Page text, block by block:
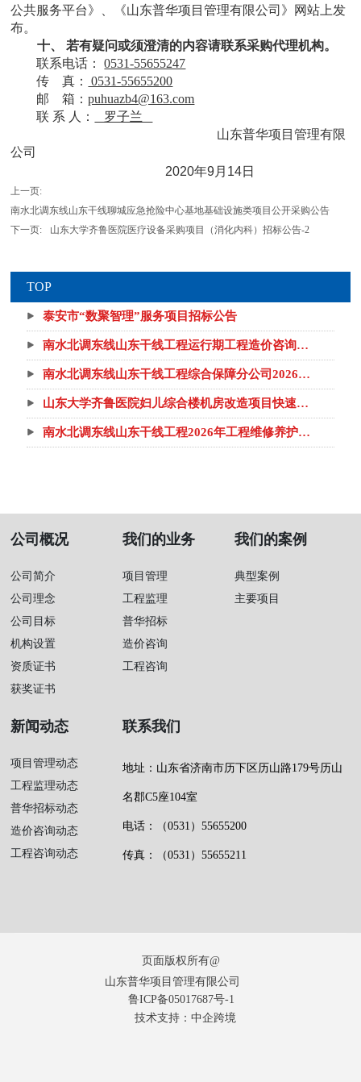
公共服务平台》、《山东普华项目管理有限公司》网站上发
布。
十、 若有疑问或须澄清的内容请联系采购代理机构。
联系电话：0531-55655247
传 真：
0531-55655200
邮 箱：puhuazb4@163.com
联 系 人：
罗子兰
山东普华项目管理有限
公司
2020年9月14日
上一页:
南水北调东线山东干线聊城应急抢险中心基地基础设施类项目公开采购公告
下一页:
山东大学齐鲁医院医疗设备采购项目（消化内科）招标公告-2
TOP
泰安市“数聚智理”服务项目招标公告
南水北调东线山东干线工程运行期工程造价咨询机
构备选库公开采购公告
南水北调东线山东干线工程综合保障分公司2026年
金结机电维修养护项目公开采购公告
山东大学齐鲁医院妇儿综合楼机房改造项目快速采
购公告
南水北调东线山东干线工程2026年工程维修养护项
目（土建养护、维修、水土保持、巡查管护）- 其他标
公司概况
公司简介
公司理念
公司目标
机构设置
资质证书
获奖证书
我们的业务
项目管理
工程监理
普华招标
造价咨询
工程咨询
我们的案例
典型案例
主要项目
新闻动态
项目管理动态
工程监理动态
普华招标动态
造价咨询动态
工程咨询动态
联系我们
地址：山东省济南市历下区历山路179号历山
名郡C5座104室
电话： （0531）55655200
传真： （0531）55655211
页面版权所有@
山东普华项目管理有限公司
鲁ICP备05017687号-1
技术支持：中企跨境